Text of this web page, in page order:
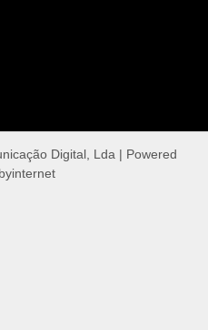
Digital, Lda | Powered